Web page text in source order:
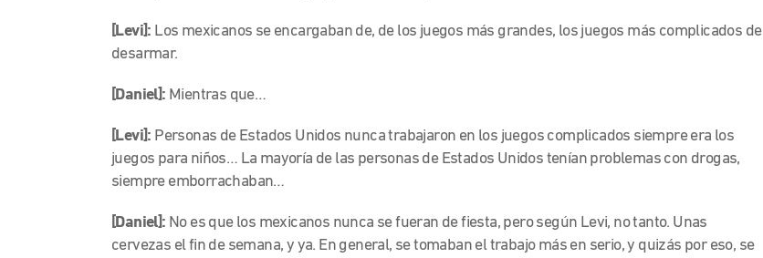
[Levi]: Los mexicanos se encargaban de, de los juegos más grandes, los juegos más complicados de
desarmar.
[Daniel]: Mientras que…
[Levi]: Personas de Estados Unidos nunca trabajaron en los juegos complicados siempre era los
juegos para niños… La mayoría de las personas de Estados Unidos tenían problemas con drogas,
siempre emborrachaban…
[Daniel]: No es que los mexicanos nunca se fueran de fiesta, pero según Levi, no tanto. Unas
cervezas el fin de semana, y ya. En general, se tomaban el trabajo más en serio, y quizás por eso, se